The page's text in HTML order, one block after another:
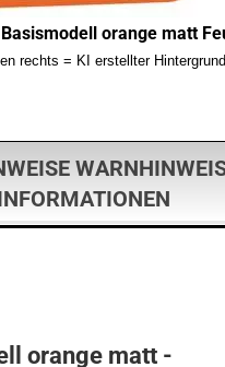
orange matt
rechts = KI erstellter Hintergrund
orange matt -